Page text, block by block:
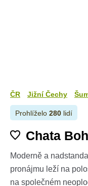
ČR Jižní Čechy
Prohlíželo 280 lidí
Chata
Moderně a
pronájmu leží na
na společném